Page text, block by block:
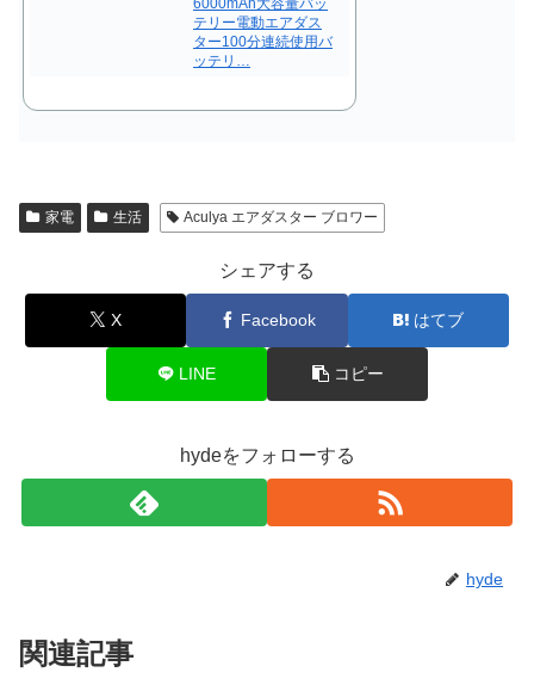
6000mAh大容量バッ
テリー電動エアダス
ター100分連続使用バ
ッテリ…
家電 生活 Aculya エアダスター ブロワー
シェアする
X Facebook はてブ
LINE コピー
hydeをフォローする
hyde
関連記事